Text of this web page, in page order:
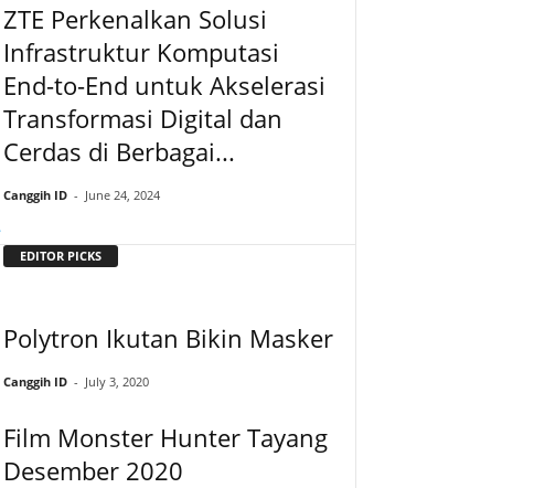
ZTE Perkenalkan Solusi
Infrastruktur Komputasi
End-to-End untuk Akselerasi
Transformasi Digital dan
Cerdas di Berbagai...
Canggih ID - June 24, 2024
EDITOR PICKS
Polytron Ikutan Bikin Masker
Canggih ID - July 3, 2020
Film Monster Hunter Tayang
Desember 2020